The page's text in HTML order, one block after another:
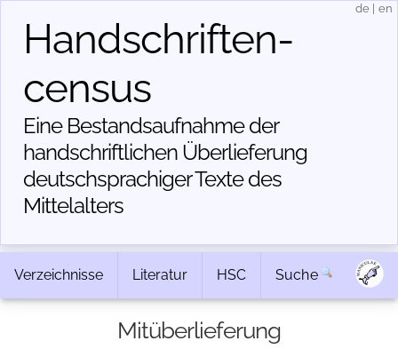
Handschriften­
census
Eine Bestandsaufnahme der
handschriftlichen Über­lieferung
deutschsprachiger Texte des
Mittelalters
de en
Verzeichnisse Literatur HSC Suche
Mitüberlieferung